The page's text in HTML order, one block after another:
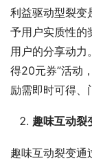
利益驱动型裂变
予用户实质性的
用户的分享动力
得20元券”活动
励需即时可得、
趣味互动裂
趣味互动裂变通